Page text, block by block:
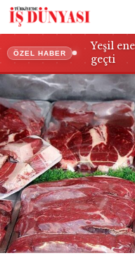
ÖZEL HABER
Yeşil
geçti